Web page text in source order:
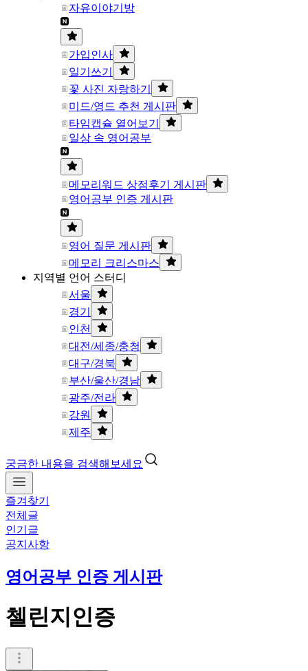
자유이야기방
가입인사
일기쓰기
꽃 사진 자랑하기
미드/영드 추천 게시판
타임캡슐 열어보기
일상 속 영어공부
메모리워드 상점후기 게시판
영어공부 인증 게시판
영어 질문 게시판
메모리 크리스마스
지역별 언어 스터디
서울
경기
인천
대전/세종/충청
대구/경북
부산/울산/경남
광주/전라
강원
제주
궁금한 내용을 검색해보세요
즐겨찾기
전체글
인기글
공지사항
영어공부 인증 게시판
첼린지인증